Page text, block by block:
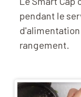
pendant le
rangement.